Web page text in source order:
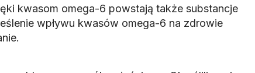
kwasom omega-6 powstają także substancje
wpływu kwasów omega-6 na zdrowie